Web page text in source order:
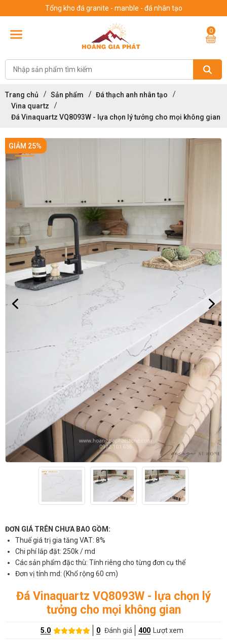
Tổng kho đá granite - manble - đá nhân tạo
0
Trang chủ Sản phẩm
Đá thạch anh nhân tạo
Vina quartz
Đá Vinaquartz VQ8093W - lựa chọn lý tưởng cho mọi không gian
GIẢM 25%
ĐƠN GIÁ TRÊN CHƯA BAO GỒM:
Thuế giá trị gia tăng VAT: 8%
Chi phí lắp đặt: 250k / md
Các sản phẩm đặc thù: Tính riêng cho từng đơn cụ thể
Đơn vị tính md: (Khổ rộng 60 cm)
Đá Vinaquartz VQ8093W - lựa chọn lý
tưởng cho mọi không gian
5.0 0 Đánh giá 400 Lượt xem